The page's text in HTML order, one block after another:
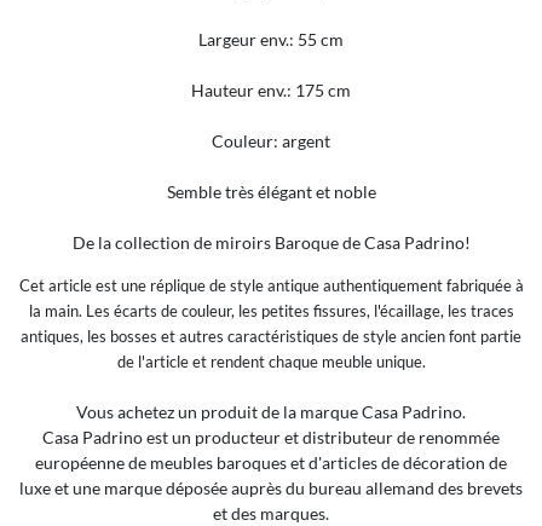
Largeur env.: 55 cm
Hauteur env.: 175 cm
Couleur: argent
Semble très élégant et noble
De la collection de miroirs Baroque de Casa Padrino!
Cet article est une réplique de style antique authentiquement fabriquée à
la main. Les écarts de couleur, les petites fissures, l'écaillage, les traces
antiques, les bosses et autres caractéristiques de style ancien font partie
de l'article et rendent chaque meuble unique.
Vous achetez un produit de la marque Casa Padrino.
Casa Padrino est un producteur et distributeur de renommée
européenne de meubles baroques et d'articles de décoration de
luxe et une marque déposée auprès du bureau allemand des brevets
et des marques.